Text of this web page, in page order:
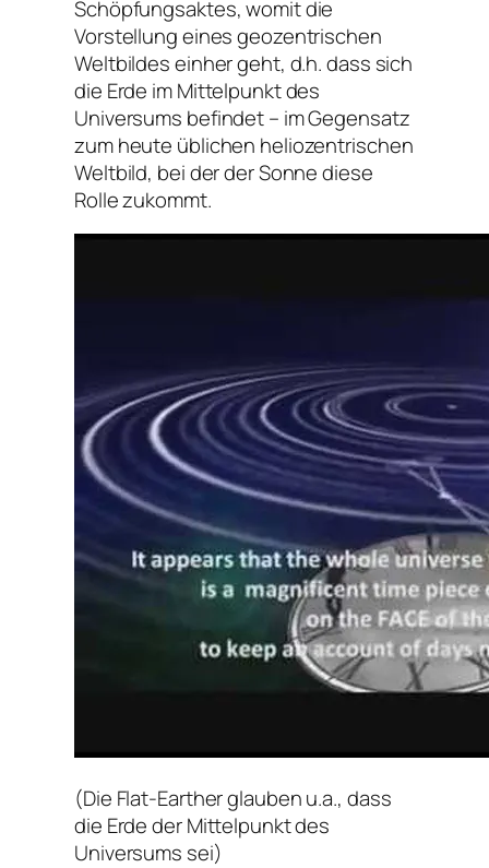
Schöpfungsaktes, womit die
Vorstellung eines geozentrischen
Weltbildes einher geht, d.h. dass sich
die Erde im Mittelpunkt des
Universums befindet – im Gegensatz
zum heute üblichen heliozentrischen
Weltbild, bei der der Sonne diese
Rolle zukommt.
(Die Flat-Earther glauben u.a., dass
die Erde der Mittelpunkt des
Universums sei)